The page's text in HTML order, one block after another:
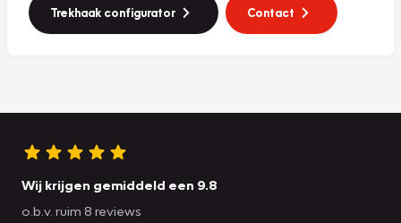
Trekhaak configurator Contact
Wij krijgen gemiddeld een 9.8
o.b.v. ruim 8 reviews